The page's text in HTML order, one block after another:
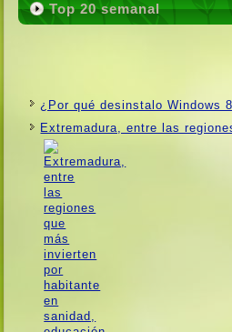
Top 20 semanal
¿Por qué desinstalo Windows
Extremadura, entre las